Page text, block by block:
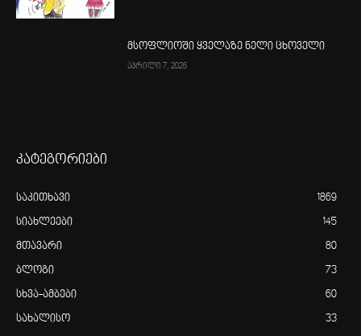
მსოფლიოში ყველაზე ნელი ცხოველი
აპრილი 7, 2026
კატეგორიები
საკითხავი 1869
სიახლეები 145
მთავარი 80
ბლოგი 73
სხვა-ამბები 60
სახალისო 33